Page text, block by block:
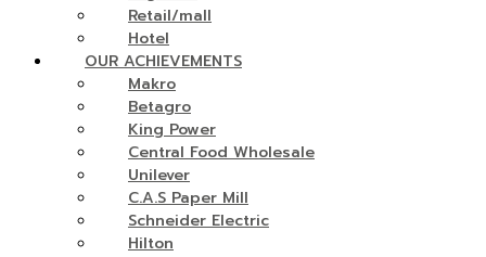
Retail/mall
Hotel
OUR ACHIEVEMENTS
Makro
Betagro
King Power
Central Food Wholesale
Unilever
C.A.S Paper Mill
Schneider Electric
Hilton